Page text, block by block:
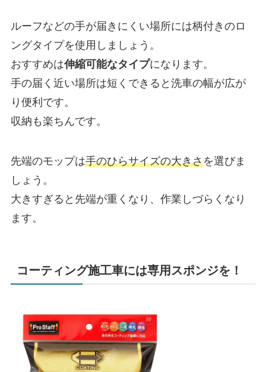
ルーフなどの手が届きにくい場所には柄付きのロ
ングタイプを使用しましょう。
おすすめは伸縮可能なタイプになります。
手の届く近い場所は短くできると洗車の幅が広が
り便利です。
収納も楽ちんです。
先端のモップは手のひらサイズの大きさを選びま
しょう。
大きすぎると先端が重くなり、作業しづらくなり
ます。
コーティング施工車には専用スポンジを！